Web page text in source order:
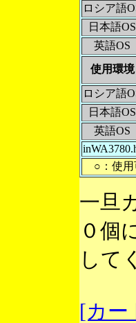
ロシア語
日本語OS
英語OS
使用環境
ロシア語
日本語OS
英語OS
○：使
一旦
０個
して
[カー